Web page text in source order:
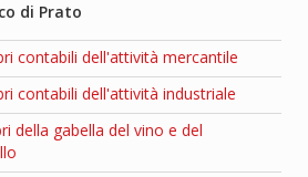
di Prato
contabili dell'attività mercantile
contabili dell'attività industriale
della gabella del vino e del